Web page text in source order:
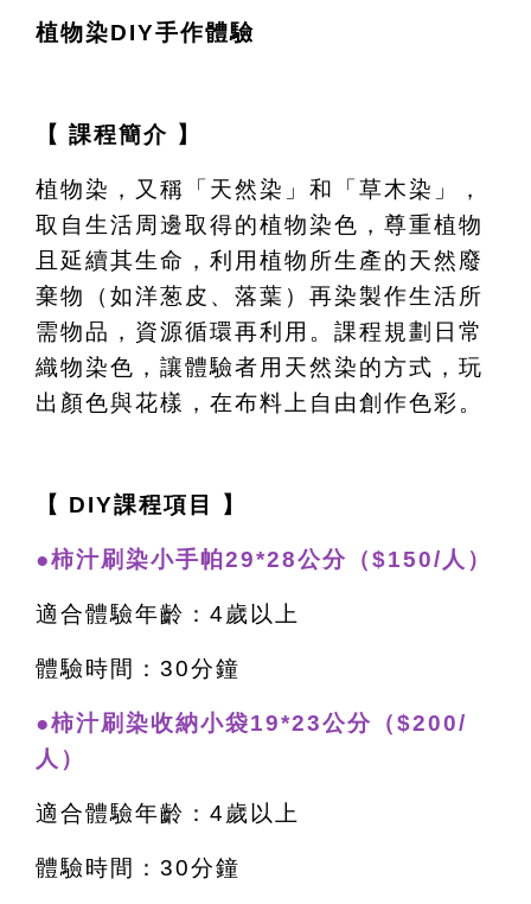
植物染DIY手作體驗
【 課程簡介 】
植物染，又稱「天然染」和「草木染」，
取自生活周邊取得的植物染色，尊重植物
且延續其生命，利用植物所生產的天然廢
棄物（如洋葱皮、落葉）再染製作生活所
需物品，資源循環再利用。課程規劃日常
織物染色，讓體驗者用天然染的方式，玩
出顏色與花樣，在布料上自由創作色彩。
【 DIY課程項目 】
●柿汁刷染小手帕29*28公分（$150/人）
適合體驗年齡：4歲以上
體驗時間：30分鐘
●柿汁刷染收納小袋19*23公分（$200/
人）
適合體驗年齡：4歲以上
體驗時間：30分鐘